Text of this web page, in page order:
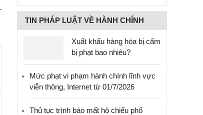
TIN PHÁP LUẬT VỀ HÀNH CHÍNH
Xuất khẩu hàng hóa bị cấm
bị phạt bao nhiêu?
Mức phạt vi phạm hành chính lĩnh vực
viễn thông, Internet từ 01/7/2026
Thủ tục trình báo mất hộ chiếu phổ